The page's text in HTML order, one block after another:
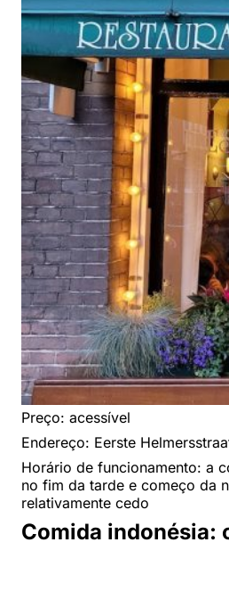
Preço: acessível
Endereço: Eerste
Horário de funcionamento: a
no fim da tarde e começo da
relativamente cedo
Comida indonésia: